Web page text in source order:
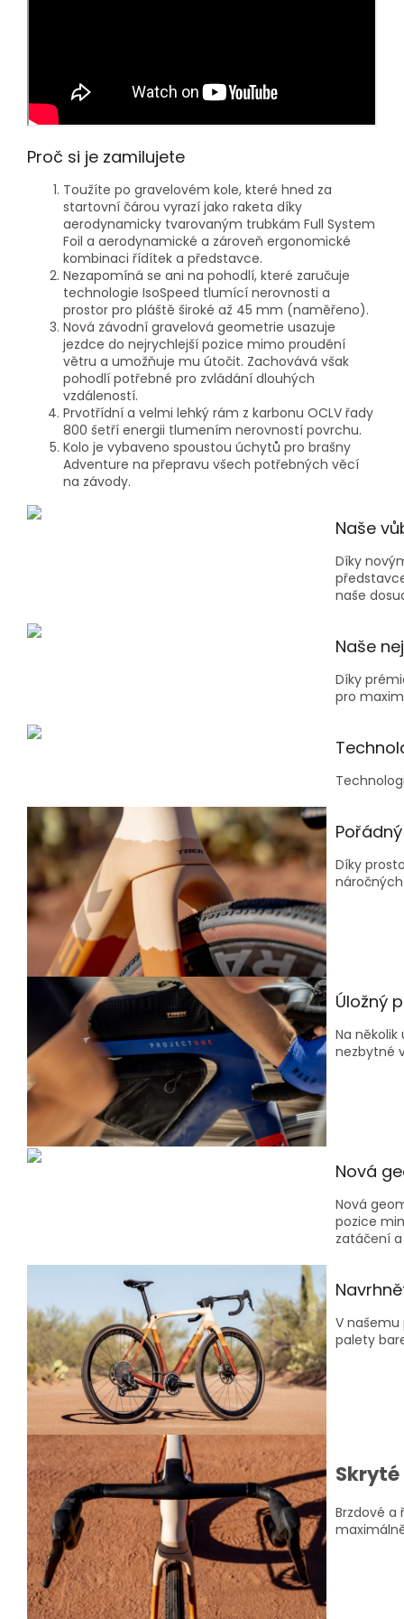
Proč si je zamilujete
Toužíte po gravelovém kole, které hned za
startovní čárou vyrazí jako raketa díky
aerodynamicky tvarovaným trubkám Full System
Foil a aerodynamické a zároveň ergonomické
kombinaci řídítek a představce.
Nezapomíná se ani na pohodlí, které zaručuje
technologie IsoSpeed tlumící nerovnosti a
prostor pro pláště široké až 45 mm (naměřeno).
Nová závodní gravelová geometrie usazuje
jezdce do nejrychlejší pozice mimo proudění
větru a umožňuje mu útočit. Zachovává však
pohodlí potřebné pro zvládání dlouhých
vzdáleností.
Prvotřídní a velmi lehký rám z karbonu OCLV řady
800 šetří energii tlumením nerovností povrchu.
Kolo je vybaveno spoustou úchytů pro brašny
Adventure na přepravu všech potřebných věcí
na závody.
Naše
Díky
naše
Naše
Díky
pro
Díky
Úložný
Na
nezbytné
Nová
Nová
pozice
zatáčení
V našemu
palety
Brzdové a